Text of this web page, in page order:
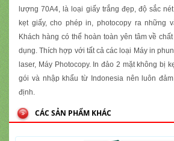
lượng 70A4, là loại giấy trắng đẹp, độ sắc
kẹt giấy, cho phép in, photocopy ra những
Khách hàng có thể hoàn toàn yên tâm về
dụng. Thích hợp với tất cả các loại Máy in
laser, Máy Photocopy. In đảo 2 mặt không bị
gói và nhập khẩu từ Indonesia nên luôn
định.
CÁC SẢN PHẨM KHÁC